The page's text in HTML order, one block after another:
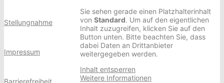
Stellungnahme
Impressum
Barrierefreiheit
Sie sehen gerade einen Platzhalterinhalt
von Standard. Um auf den eigentlichen
Inhalt zuzugreifen, klicken Sie auf den
Button unten. Bitte beachten Sie, dass
dabei Daten an Drittanbieter
weitergegeben werden.
Inhalt entsperren
Weitere Informationen